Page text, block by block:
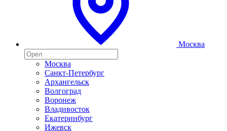
Москва
Москва
Санкт-Петербург
Архангельск
Волгоград
Воронеж
Владивосток
Екатеринбург
Ижевск